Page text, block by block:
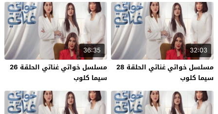
32:03
مسلسل خواتي غناتي الحلقة 28
سيما كلوب
36:35
مسلسل خواتي غناتي الحلقة 26
سيما كلوب